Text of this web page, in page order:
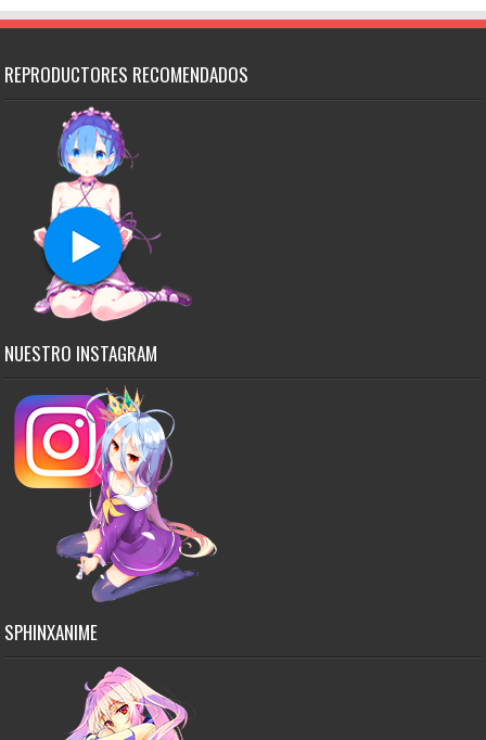
REPRODUCTORES RECOMENDADOS
NUESTRO INSTAGRAM
SPHINXANIME